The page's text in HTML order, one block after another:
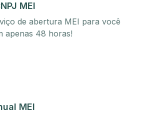
MEI
de abertura MEI para você
apenas 48 horas!
MEI